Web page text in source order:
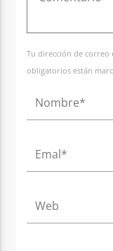
Tu dirección de correo
obligatorios están